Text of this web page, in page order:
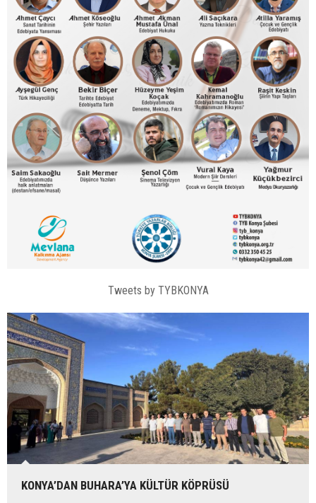
Tweets by TYBKONYA
KONYA’DAN BUHARA’YA KÜLTÜR KÖPRÜSÜ